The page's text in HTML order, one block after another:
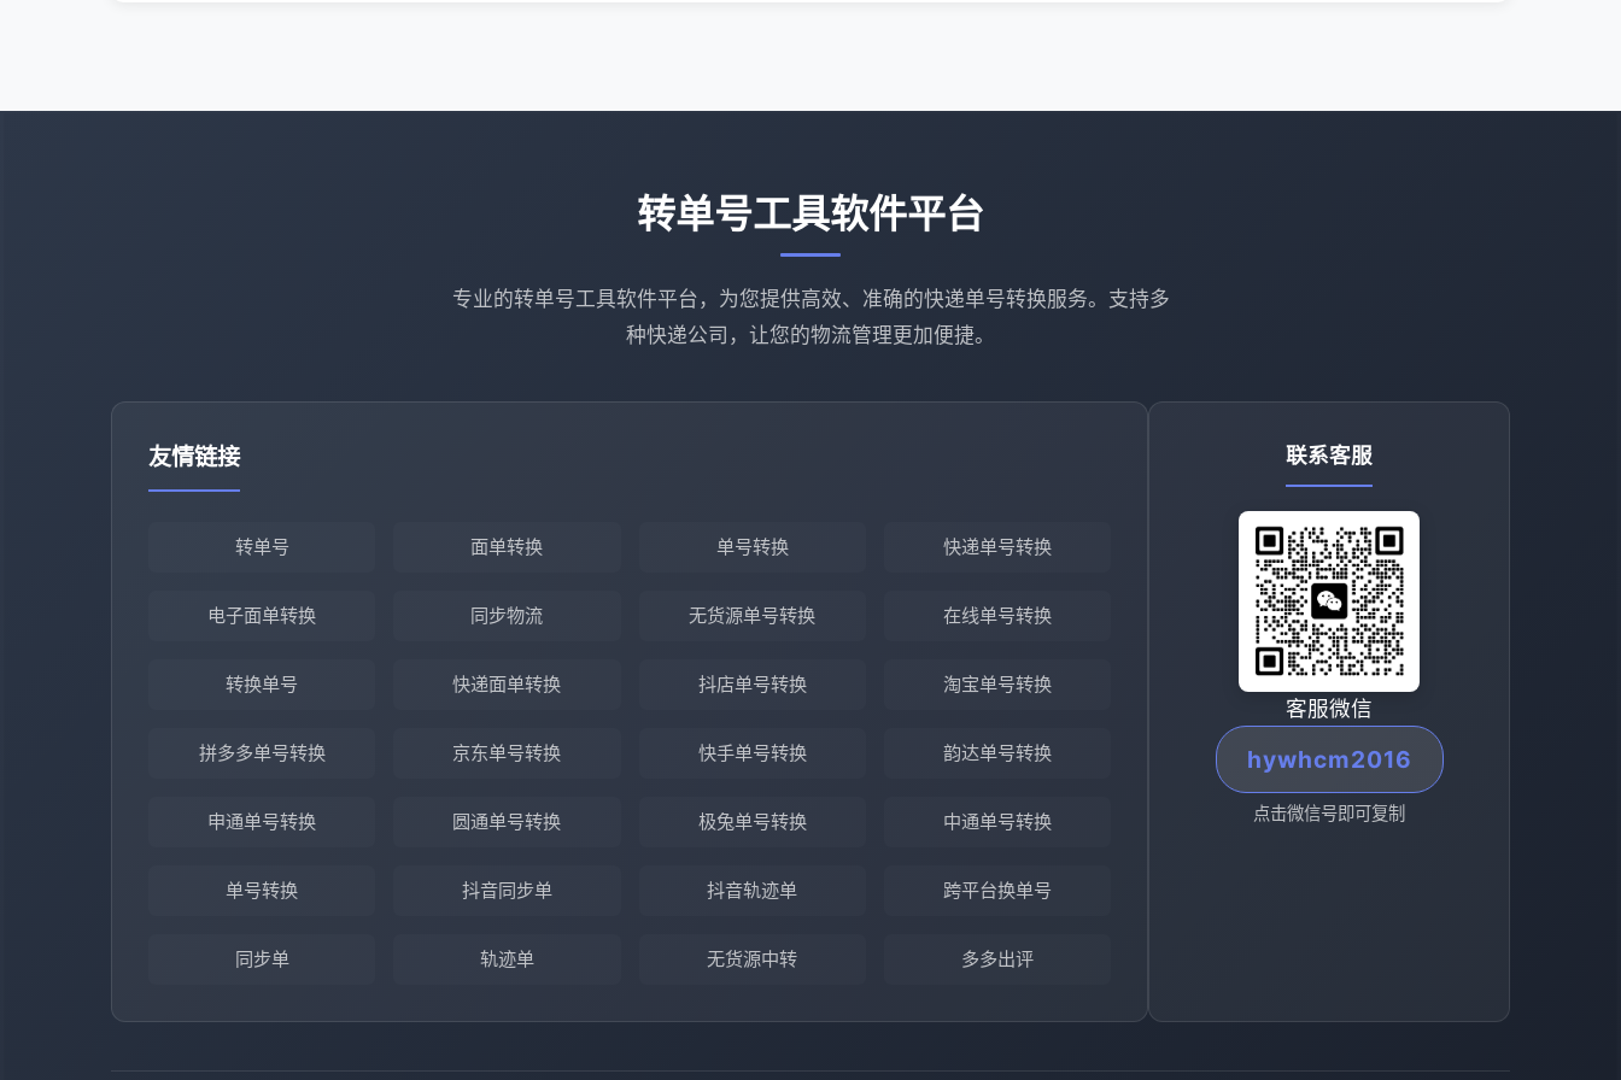
转单号工具软件平台
专业的转单号工具软件平台，为您提供高效、准确的快递单号转换服务。支持多
种快递公司，让您的物流管理更加便捷。
友情链接
转单号 面单转换 单号转换 快递单号转换
电子面单转换 同步物流 无货源单号转换 在线单号转换
转换单号 快递面单转换 抖店单号转换 淘宝单号转换
拼多多单号转换 京东单号转换 快手单号转换 韵达单号转换
申通单号转换 圆通单号转换 极兔单号转换 中通单号转换
单号转换 抖音同步单 抖音轨迹单 跨平台换单号
同步单 轨迹单 无货源中转 多多出评
联系客服
客服微信
hywhcm2016
点击微信号即可复制